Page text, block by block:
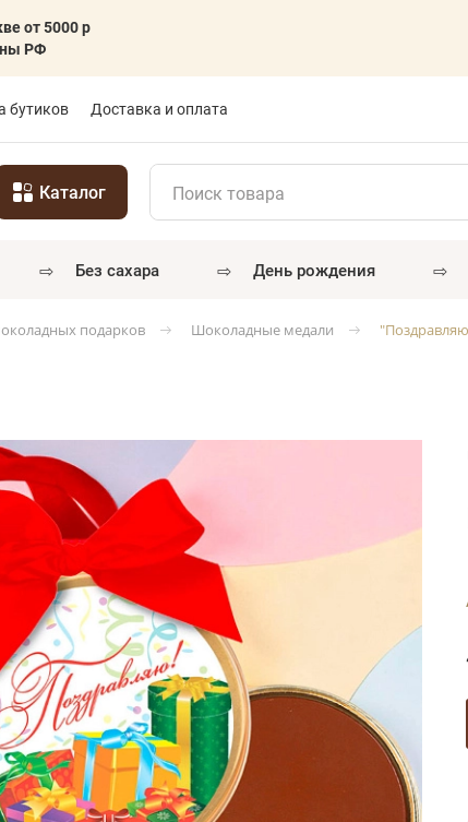
от 5000 р
РФ
бутиков Доставка и оплата
Каталог
⇨ без сахара ⇨ день рождения ⇨
подарков Шоколадные медали